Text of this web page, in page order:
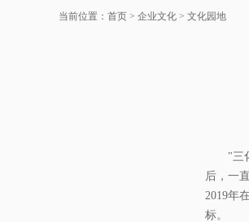
当前位置： 首页 > 企业文化 > 文化园地
"三
后，一
2019年
标。